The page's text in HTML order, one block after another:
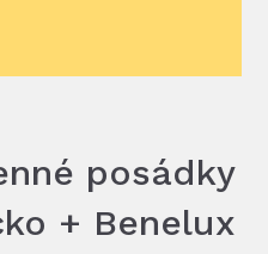
posádky
+ Benelux